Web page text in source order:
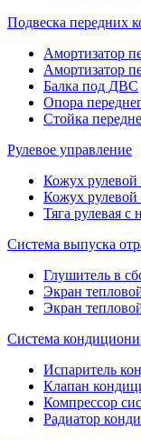
Подвеска передних
Амортизатор
Амортизатор
Балка под ДВС
Опора
Стойка
Рулевое управление
Кожух рулевой
Кожух
Тяга рулевая с
Система выпуска
Глушитель в
Экран
Экран
Система
Испаритель
Клапан
Компрессор
Радиатор